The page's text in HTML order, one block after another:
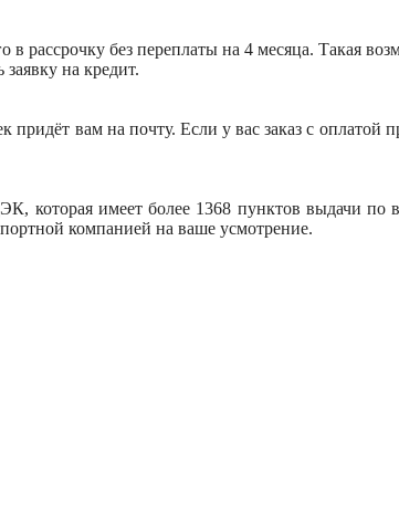
в рассрочку без переплаты на 4 месяца. Такая
на кредит.
вам на почту. Если у вас заказ с
которая имеет более 1368 пунктов выдачи по
компанией на ваше усмотрение.